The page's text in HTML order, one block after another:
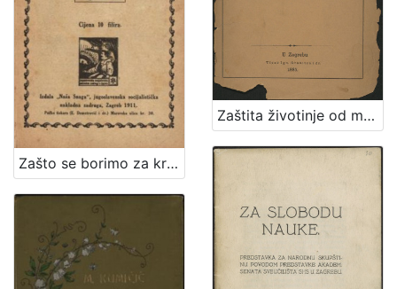
Zašto se borimo za kraće radno vrijeme? : jedan zadatak radničkih strukovnih organizacija / obradio V. Bukšeg
Zaštita životinje od mučenja : prinos za osnovanje družtva u Zagrebu / sastavio Gj. Stj. Dežalić